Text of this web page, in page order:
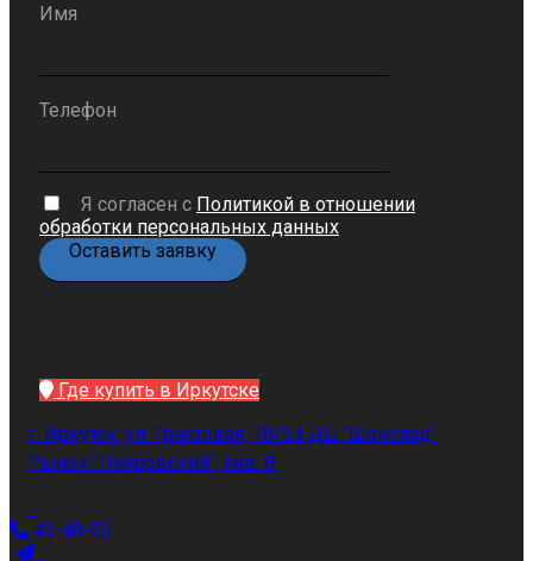
Имя
Телефон
Я согласен с Политикой в отношении
обработки персональных данных
Где купить в Иркутске
г. Иркутск, ул. Трактовая, 18/24 ДЦ "Шоколад"
Рынок "Покровский", пав. 8
43-48-53